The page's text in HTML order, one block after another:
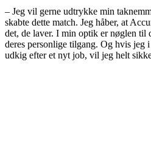
– Jeg vil gerne udtrykke min
skabte dette match. Jeg håber, at
det, de laver. I min optik er nøglen til
deres personlige tilgang. Og hvis jeg
udkig efter et nyt job, vil jeg helt